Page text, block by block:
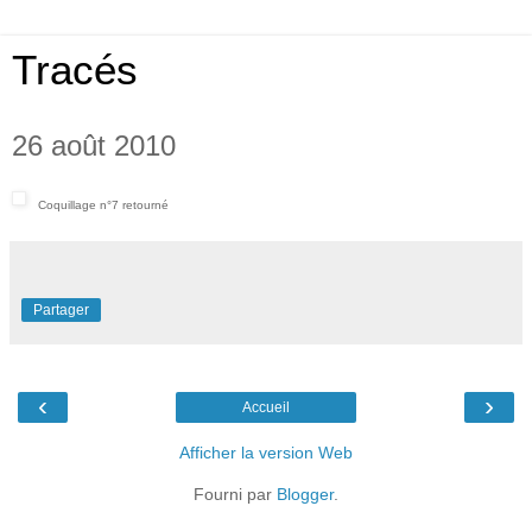
Tracés
26 août 2010
Coquillage n°7 retourné
Partager
‹ ›
Accueil
Afficher la version Web
Fourni par Blogger.